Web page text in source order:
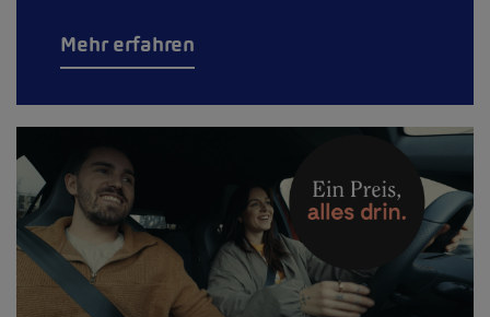
Mehr erfahren